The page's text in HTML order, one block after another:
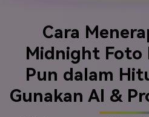
Cara
Midnight Foto
Pun dalam
Gunakan AI &